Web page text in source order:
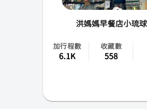
南投縣
台南市
洪媽媽早餐店小琉球
加行程數
6.1K
收藏數
558